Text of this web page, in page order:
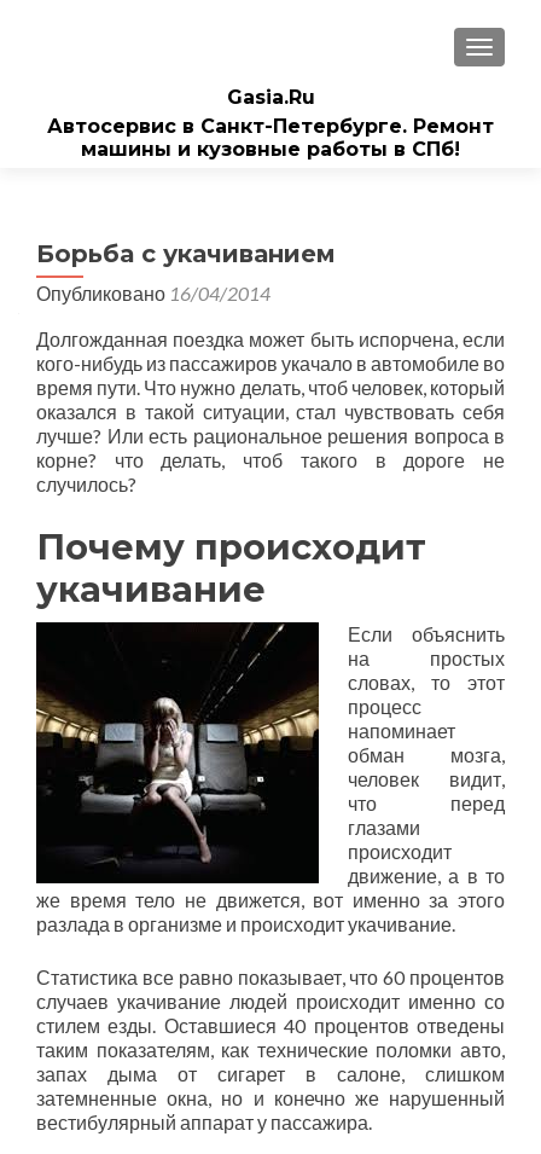
Gasia.Ru
Автосервис в Санкт-Петербурге. Ремонт
машины и кузовные работы в СПб!
Борьба с укачиванием
Опубликовано 16/04/2014
Долгожданная поездка может быть испорчена, если
кого-нибудь из пассажиров укачало в автомобиле во
время пути. Что нужно делать, чтоб человек, который
оказался в такой ситуации, стал чувствовать себя
лучше? Или есть рациональное решения вопроса в
корне? что делать, чтоб такого в дороге не
случилось?
Почему происходит
укачивание
Если объяснить
на простых
словах, то этот
процесс
напоминает
обман мозга,
человек видит,
что перед
глазами
происходит
движение, а в то
же время тело не движется, вот именно за этого
разлада в организме и происходит укачивание.
Статистика все равно показывает, что 60 процентов
случаев укачивание людей происходит именно со
стилем езды. Оставшиеся 40 процентов отведены
таким показателям, как технические поломки авто,
запах дыма от сигарет в салоне, слишком
затемненные окна, но и конечно же нарушенный
вестибулярный аппарат у пассажира.